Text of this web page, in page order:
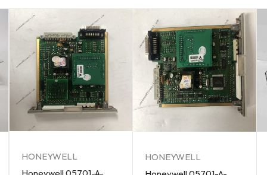
HONEYWELL
Honeywell 05701-A-
HONEYWELL